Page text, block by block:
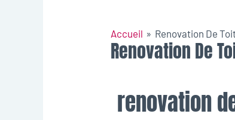
Accueil Renovation De
Renovation De
renovation